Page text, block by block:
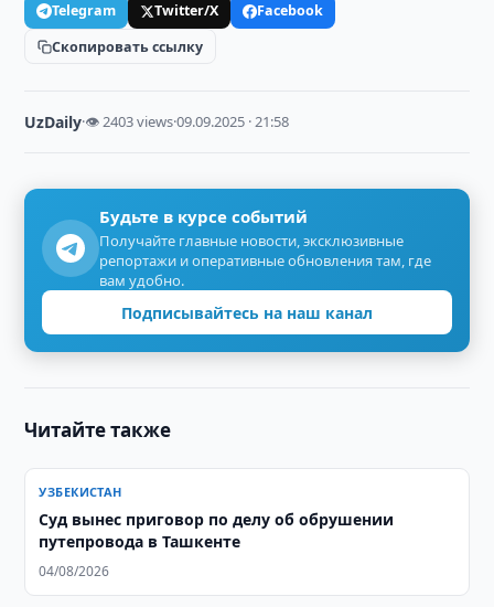
Telegram Twitter/X
Facebook
Скопировать ссылку
UzDaily·👁 2403 views·09.09.2025 · 21:58
Будьте в курсе событий
Получайте главные новости, эксклюзивные
репортажи и оперативные обновления там, где
вам удобно.
Подписывайтесь на наш канал
Читайте также
УЗБЕКИСТАН
Суд вынес приговор по делу об обрушении
путепровода в Ташкенте
04/08/2026